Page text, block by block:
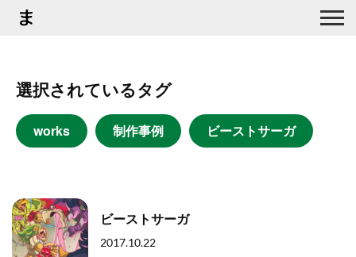
選択されているタグ
works 制作事例 ビーストサーガ
ビーストサーガ
2017.10.22